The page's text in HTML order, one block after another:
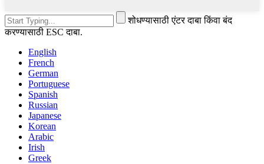
शोधण्यासाठी एंटर दाबा किंवा बंद
करण्यासाठी ESC दाबा.
English
French
German
Portuguese
Spanish
Russian
Japanese
Korean
Arabic
Irish
Greek